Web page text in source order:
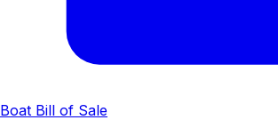
Boat Bill of Sale